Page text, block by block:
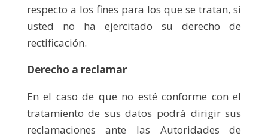
respecto a los fines para los que se tratan, si
usted no ha ejercitado su derecho de
rectificación.
Derecho a reclamar
En el caso de que no esté conforme con el
tratamiento de sus datos podrá dirigir sus
reclamaciones ante las Autoridades de